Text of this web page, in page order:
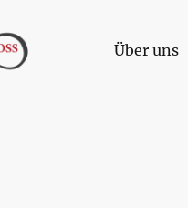
Über uns